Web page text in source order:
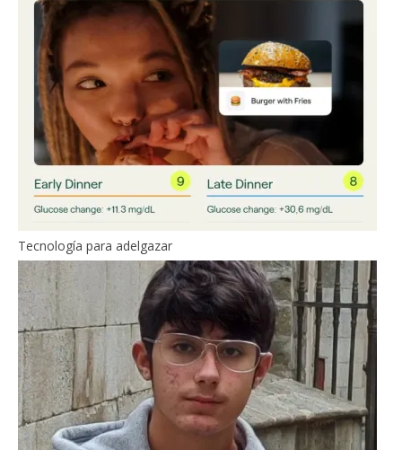
Tecnología para adelgazar